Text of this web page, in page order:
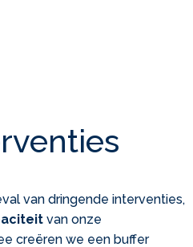
van dringende interventies,
van onze
creëren we een buffer